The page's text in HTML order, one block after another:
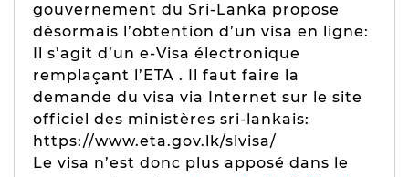
gouvernement du Sri-Lanka propose
désormais l’obtention d’un visa en ligne:
Il s’agit d’un e-Visa électronique
remplaçant l’ETA . Il faut faire la
demande du visa via Internet sur le site
officiel des ministères sri-lankais:
https://www.eta.gov.lk/slvisa/
Le visa n’est donc plus apposé dans le